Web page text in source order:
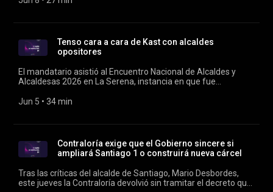
Tenso cara a cara de Kast con alcaldes
opositores
El mandatario asistió al Encuentro Nacional de Alcaldes y
Alcaldesas 2026 en La Serena, instancia en que fue
Conducen Verónica Franco y Rodrigo Vergara.
Jun 5 • 34 min
Contraloría exige que el Gobierno sincere si
ampliará Santiago 1 o construirá nueva cárcel
Tras las críticas del alcalde de Santiago, Mario Desbordes,
este jueves la Contraloría devolvió sin tramitar el decreto que